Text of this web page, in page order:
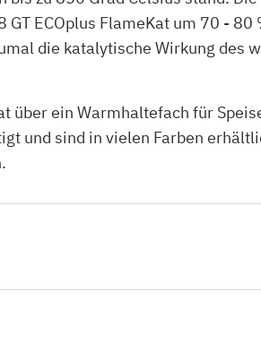
ECOplus FlameKat um 70 - 80
die katalytische Wirkung des
über ein Warmhaltefach für
und sind in vielen Farben